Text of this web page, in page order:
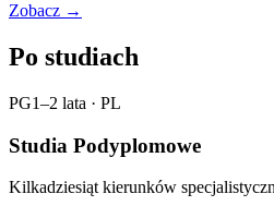
Zobacz →
Po studiach
PG1–2 lata · PL
Studia Podyplomowe
Kilkadziesiąt kierunków